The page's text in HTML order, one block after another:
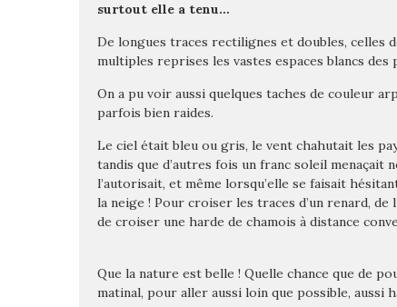
surtout elle a tenu…
De longues traces rectilignes et doubles, celles
multiples reprises les vastes espaces blancs des
On a pu voir aussi quelques taches de couleur
parfois bien raides.
Le ciel était bleu ou gris, le vent chahutait les
tandis que d’autres fois un franc soleil menaçait
l’autorisait, et même lorsqu’elle se faisait
la neige ! Pour croiser les traces d’un renard, de
de croiser une harde de chamois à distance
Que la nature est belle ! Quelle chance que de
matinal, pour aller aussi loin que possible, aussi